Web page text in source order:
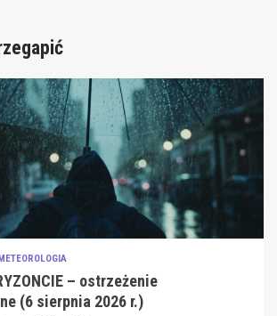
– ostrzeżenie
(6 sierpnia 2026 r.)